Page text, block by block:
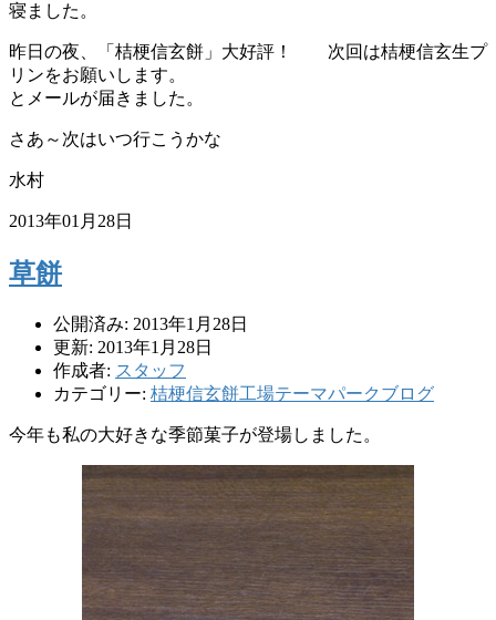
寝ました。
昨日の夜、「桔梗信玄餅」大好評！ 次回は桔梗信玄生プ
リンをお願いします。
とメールが届きました。
さあ～次はいつ行こうかな
水村
2013年01月28日
草餅
公開済み: 2013年1月28日
更新: 2013年1月28日
作成者: スタッフ
カテゴリー: 桔梗信玄餅工場テーマパークブログ
今年も私の大好きな季節菓子が登場しました。